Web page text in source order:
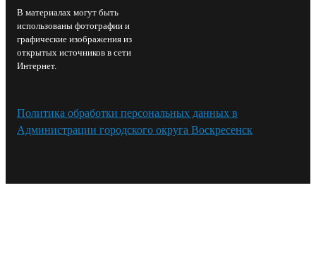
В материалах могут быть
использованы фотографии и
графические изображения из
открытых источников в сети
Интернет.
Политика обработки персональных данных в
Администрации городского округа Воскресенск